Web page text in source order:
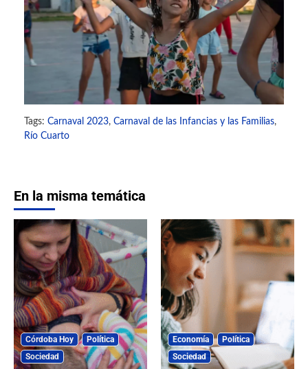
Tags: Carnaval 2023, Carnaval de las Infancias y las Familias,
Río Cuarto
En la misma temática
Córdoba Hoy
Política
Sociedad
Economía
Política
Sociedad